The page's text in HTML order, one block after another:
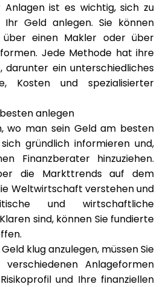
ist es wichtig, sich zu
Ihr Geld anlegen. Sie können
über einen Makler oder über
Jede Methode hat ihre
darunter ein unterschiedliches
Kosten und spezialisierter
anlegen
wo man sein Geld am besten
gründlich informieren und,
Finanzberater hinzuziehen.
die Markttrends auf dem
Weltwirtschaft verstehen und
und wirtschaftliche
sind, können Sie fundierte
klug anzulegen, müssen Sie
Anlageformen
und Ihre finanziellen